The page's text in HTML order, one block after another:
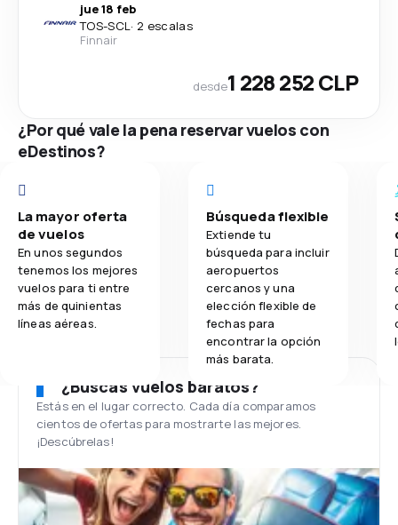
jue 18 feb
TOS-SCL· 2 escalas
Finnair
desde1 228 252 CLP
¿Por qué vale la pena reservar vuelos con
eDestinos?
La mayor oferta
de vuelos
En unos segundos
tenemos los mejores
vuelos para ti entre
más de quinientas
líneas aéreas.
Búsqueda flexible
Extiende tu
búsqueda para incluir
aeropuertos
cercanos y una
elección flexible de
fechas para
encontrar la opción
más barata.
¿Buscas vuelos baratos?
Estás en el lugar correcto. Cada día comparamos
cientos de ofertas para mostrarte las mejores.
¡Descúbrelas!